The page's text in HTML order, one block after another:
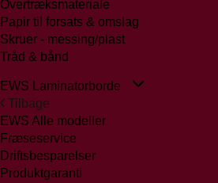
Overtræksmateriale
Papir til forsats & omslag
Skruer - messing/plast
Tråd & bånd
EWS Laminatorborde
Tilbage
EWS Alle modeller
Fræseservice
Driftsbesparelser
Produktgaranti